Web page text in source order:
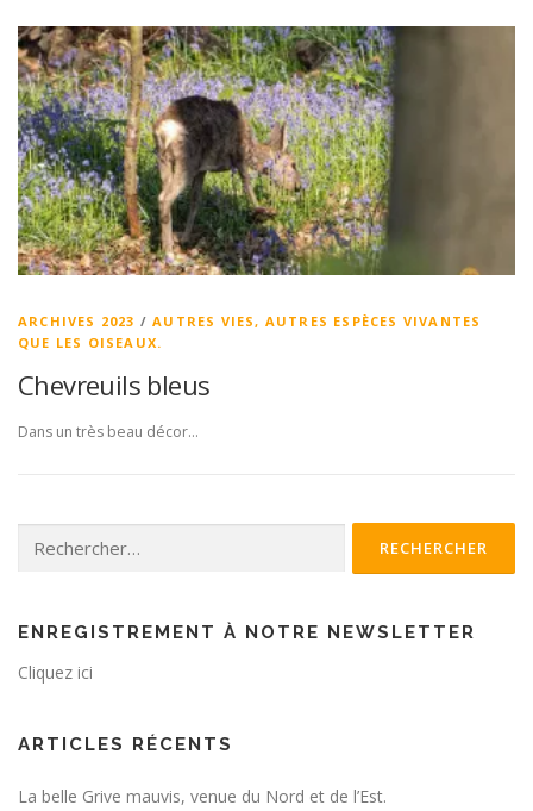
ARCHIVES 2023 /AUTRES VIES, AUTRES ESPÈCES VIVANTES
QUE LES OISEAUX.
Chevreuils bleus
Dans un très beau décor…
ENREGISTREMENT À NOTRE NEWSLETTER
Cliquez ici
ARTICLES RÉCENTS
La belle Grive mauvis, venue du Nord et de l’Est.